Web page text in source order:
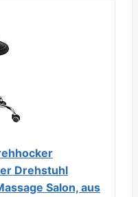
Drehstuhl
Salon, aus